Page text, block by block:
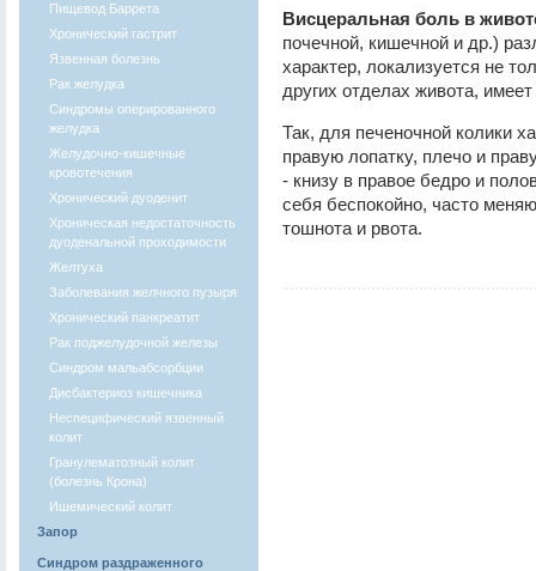
Пищевод Баррета
Хронический гастрит
Язвенная болезнь
Рак желудка
Синдромы оперированного
желудка
Желудочно-кишечные
кровотечения
Хронический дуоденит
Хроническая недостаточность
дуоденальной проходимости
Желтуха
Заболевания желчного пузыря
Хронический панкреатит
Рак поджелудочной железы
Синдром мальабсорбции
Дисбактериоз кишечника
Неспецифический язвенный
колит
Гранулематозный колит
(болезнь Крона)
Ишемический колит
Запор
Синдром раздраженного
Висцеральная боль в
почечной, кишечной и др.)
характер, локализуется не
других отделах живота,
Так, для печеночной колики
правую лопатку, плечо и
- книзу в правое бедро и
себя беспокойно, часто
тошнота и рвота.